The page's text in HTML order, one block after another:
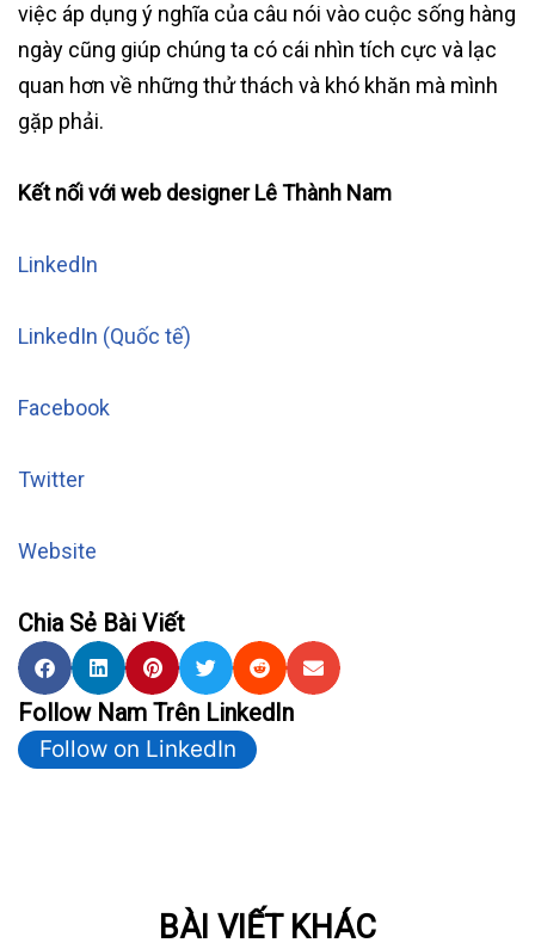
việc áp dụng ý nghĩa của câu nói vào cuộc sống hàng
ngày cũng giúp chúng ta có cái nhìn tích cực và lạc
quan hơn về những thử thách và khó khăn mà mình
gặp phải.
Kết nối với web designer Lê Thành Nam
LinkedIn
LinkedIn (Quốc tế)
Facebook
Twitter
Website
Chia Sẻ Bài Viết
Follow Nam Trên LinkedIn
Follow on LinkedIn
BÀI VIẾT KHÁC